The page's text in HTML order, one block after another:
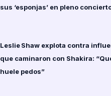
sus ‘esponjas’ en pleno
Leslie Shaw explota contra
que caminaron con Shakira:
huele pedos”